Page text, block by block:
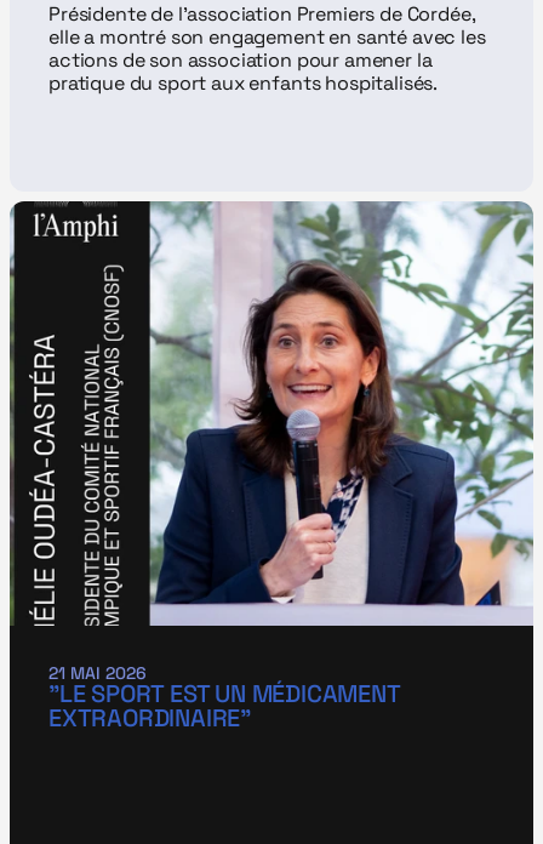
Présidente de l’association Premiers de Cordée,
elle a montré son engagement en santé avec les
actions de son association pour amener la
pratique du sport aux enfants hospitalisés.
21 MAI 2026
"LE SPORT EST UN MÉDICAMENT
EXTRAORDINAIRE"